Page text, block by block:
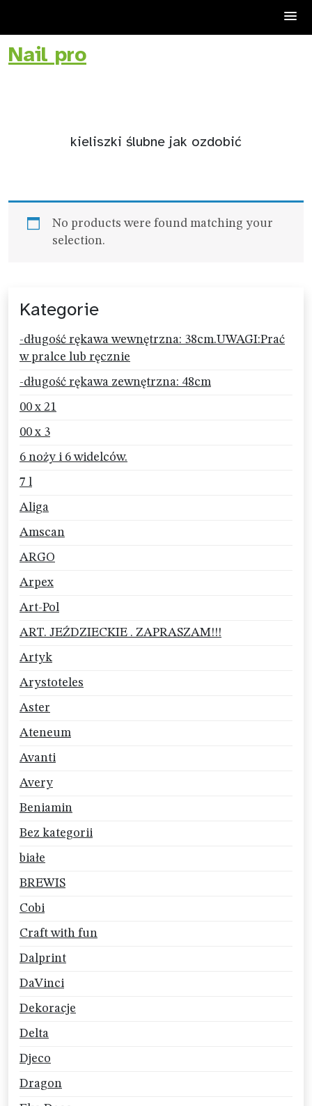
Skip
toNail pro
kieliszki ślubne jak ozdobić
No products were found matching your
selection.
Kategorie
-długość rękawa wewnętrzna: 38cm.UWAGI:Prać
w pralce lub ręcznie
-długość rękawa zewnętrzna: 48cm
00 x 21
00 x 3
6 noży i 6 widelców.
7 l
Aliga
Amscan
ARGO
Arpex
Art-Pol
ART. JEŹDZIECKIE . ZAPRASZAM!!!
Artyk
Arystoteles
Aster
Ateneum
Avanti
Avery
Beniamin
Bez kategorii
białe
BREWIS
Cobi
Craft with fun
Dalprint
DaVinci
Dekoracje
Delta
Djeco
Dragon